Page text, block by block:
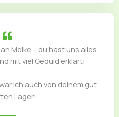
Meike – du hast uns alles
mit viel Geduld erklärt!
ich auch von deinem gut
Lager!